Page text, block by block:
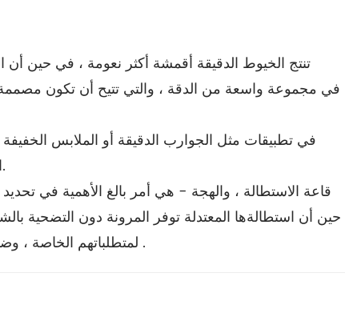
في تطبيقات مثل الجوارب الدقيقة أو الملابس
خيوط poy الأثقل والخشنة في المنتجات التي تتطلب قوة ومقاومة للارتداء ، مثل الأقمشة الصناعية أو تنجيد الخدمة الشاقة.
حين أن استطالةها المعتدلة توفر المرونة دون التضحية
هذه الخصائص يتيح للمصنعين والمصممين اختيار الأنسب من خيوط poy لمتطلباتهم الخاصة ، وضمان الأداء الأمثل وطول العمر في منتجاتهم النهائية .